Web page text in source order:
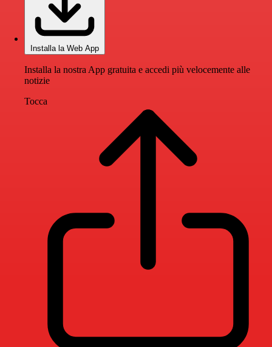
Installa la Web App
Installa la nostra App gratuita e accedi più velocemente alle
notizie
Tocca